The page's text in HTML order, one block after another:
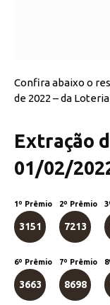
Confira abaixo o
de 2022 – da
Extração
01/02/
1º Prêmio
3151
2º Prêmio
7213
6º Prêmio
3663
7º Prêmio
8698